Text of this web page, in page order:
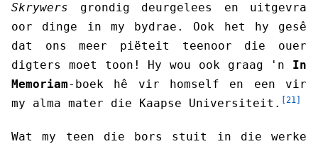
Skrywers grondig deurgelees en uitgevra
oor dinge in my bydrae. Ook het hy gesê
dat ons meer piëteit teenoor die ouer
digters moet toon! Hy wou ook graag 'n In
Memoriam-boek hê vir homself en een vir
my alma mater die Kaapse Universiteit.
[21]
Wat my teen die bors stuit in die werke